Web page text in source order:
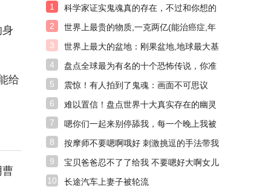
给
曹
1
科学家证实鬼魂真的存在，不过和你想的
不太一样！
2
世界上最贵的物质,一克两亿(能治癌症,年
产0.025克)
3
世界上最大的盆地：刚果盆地,地球最大基
因库之一
4
盘点全球最为有名的十个恐怖传说，你准
备好了吗？
5
震惊！有人拍到了鬼魂：画面不可思议
6
难以置信！盘点世界十大真实存在的幽灵
7
嗯你们一起来别停舔我，每一个晚上我被
很多人舔了下面。
8
按摩师不要嗯啊哦好 刺激挑逗的手法带我
上天
9
宝贝爸爸忍不了了给我 不要嗯好大啊女儿
好痛
10 长途汽车上妻子被轮流